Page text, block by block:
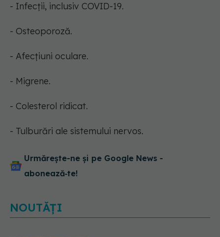
- Infecții, inclusiv COVID-19.
- Osteoporoză.
- Afecțiuni oculare.
- Migrene.
- Colesterol ridicat.
- Tulburări ale sistemului nervos.
Urmărește-ne și pe Google News -
abonează‑te!
NOUTĂȚI